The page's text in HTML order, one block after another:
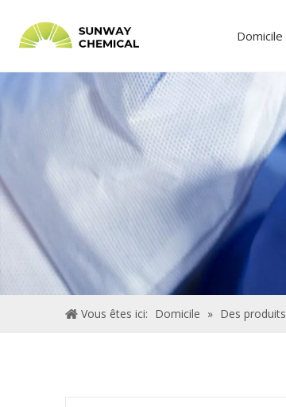
Domicile
Vous êtes ici: Domicile » Des produits